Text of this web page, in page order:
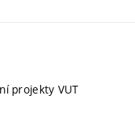
projekty VUT